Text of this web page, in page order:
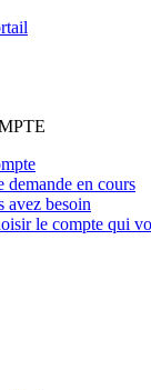
demande en cours
avez besoin
le compte qui